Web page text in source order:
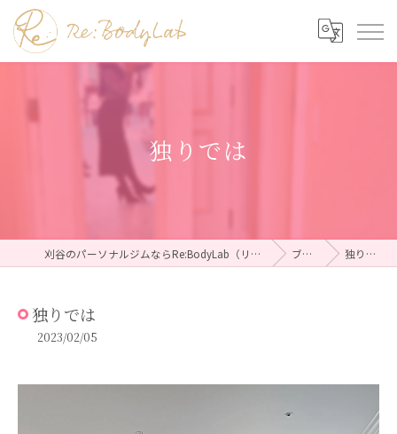
独りでは
刈谷のパーソナルジムならRe:BodyLab（リボディラボ） ブログ 独りでは
独りでは
2023/02/05